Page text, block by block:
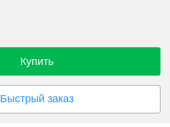
Купить
Быстрый заказ